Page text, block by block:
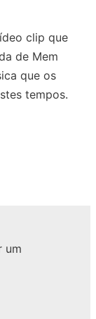
clip que
de Mem
que os
tempos.
um